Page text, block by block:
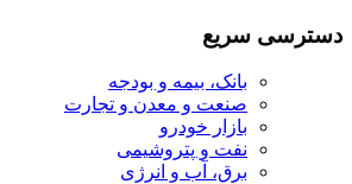
دسترسی سریع
بانک، بیمه و بودجه
صنعت و معدن و تجارت
بازار خودرو
نفت و پتروشیمی
برق، آب و انرژی